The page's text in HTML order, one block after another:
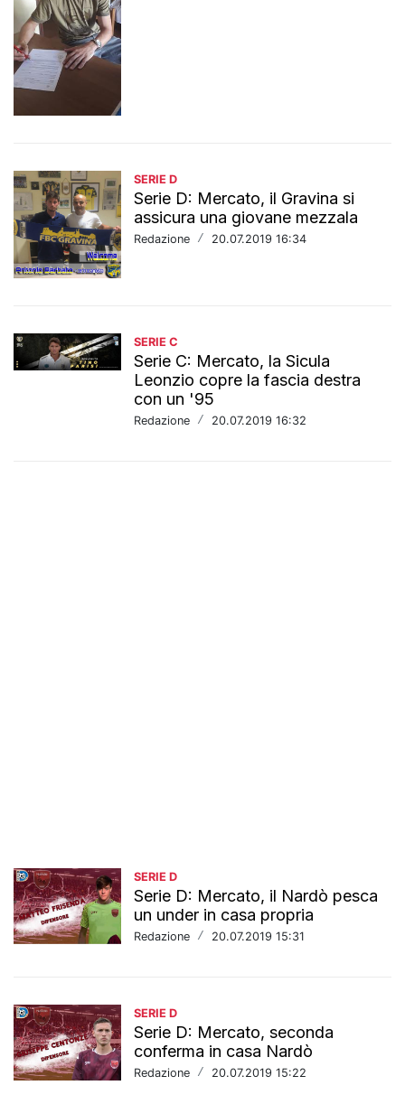
SERIE D
Serie D: Mercato, il Gravina si
assicura una giovane mezzala
Redazione / 20.07.2019 16:34
SERIE C
Serie C: Mercato, la Sicula
Leonzio copre la fascia destra
con un '95
Redazione / 20.07.2019 16:32
SERIE D
Serie D: Mercato, il Nardò pesca
un under in casa propria
Redazione / 20.07.2019 15:31
SERIE D
Serie D: Mercato, seconda
conferma in casa Nardò
Redazione / 20.07.2019 15:22